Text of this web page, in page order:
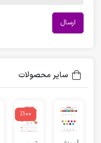
سایر محصولات
٪100